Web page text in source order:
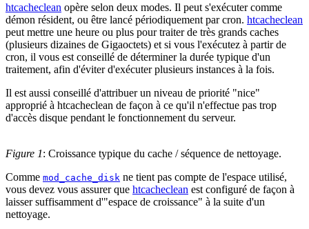
htcacheclean opère selon deux modes. Il peut s'exécuter comme
démon résident, ou être lancé périodiquement par cron. htcacheclean
peut mettre une heure ou plus pour traiter de très grands caches
(plusieurs dizaines de Gigaoctets) et si vous l'exécutez à partir de
cron, il vous est conseillé de déterminer la durée typique d'un
traitement, afin d'éviter d'exécuter plusieurs instances à la fois.
Il est aussi conseillé d'attribuer un niveau de priorité "nice"
approprié à htcacheclean de façon à ce qu'il n'effectue pas trop
d'accès disque pendant le fonctionnement du serveur.
Figure 1: Croissance typique du cache / séquence de nettoyage.
Comme mod_cache_disk ne tient pas compte de l'espace utilisé,
vous devez vous assurer que htcacheclean est configuré de façon à
laisser suffisamment d'"espace de croissance" à la suite d'un
nettoyage.